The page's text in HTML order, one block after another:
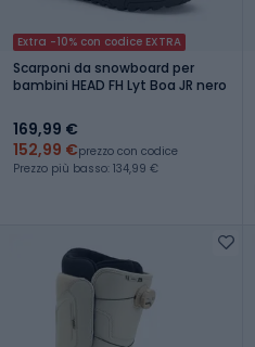
Extra -10% con codice EXTRA
Scarponi da snowboard per
bambini HEAD FH Lyt Boa JR nero
169,99 €
152,99 €prezzo con codice
Prezzo più basso: 134,99 €